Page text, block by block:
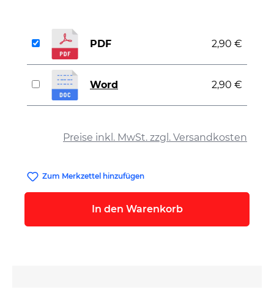
Preise inkl. MwSt. zzgl. Versandkosten
PDF 2,90 €
Word 2,90 €
Zum Merkzettel hinzufügen
In den Warenkorb